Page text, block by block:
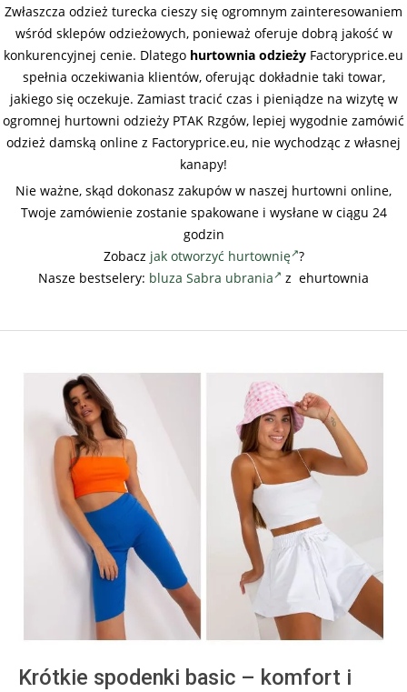
Zwłaszcza odzież turecka cieszy się ogromnym zainteresowaniem
wśród sklepów odzieżowych, ponieważ oferuje dobrą jakość w
konkurencyjnej cenie. Dlatego hurtownia odzieży Factoryprice.eu
spełnia oczekiwania klientów, oferując dokładnie taki towar,
jakiego się oczekuje. Zamiast tracić czas i pieniądze na wizytę w
ogromnej hurtowni odzieży PTAK Rzgów, lepiej wygodnie zamówić
odzież damską online z Factoryprice.eu, nie wychodząc z własnej
kanapy!
Nie ważne, skąd dokonasz zakupów w naszej hurtowni online,
Twoje zamówienie zostanie spakowane i wysłane w ciągu 24
godzin
Zobacz jak otworzyć hurtownię ?
Nasze bestselery: bluza Sabra ubrania z ehurtownia
Krótkie spodenki basic – komfort i